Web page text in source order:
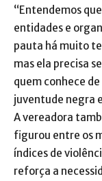
“Entendemos
entidades e
pauta há muito
mas ela precisa
quem conhece
juventude negra
A vereadora
figurou entre os
índices de
reforça a